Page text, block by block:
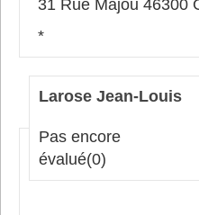
31 Rue Majou 46300
*
Larose Jean-Louis
Pas encore
évalué(0)